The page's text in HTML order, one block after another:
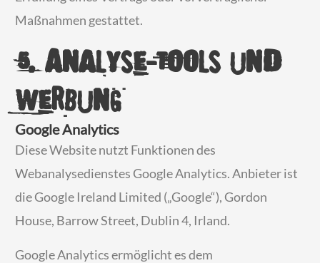
Maßnahmen gestattet.
5. Analyse-Tools und
Werbung
Google Analytics
Diese Website nutzt Funktionen des
Webanalysedienstes Google Analytics. Anbieter ist
die Google Ireland Limited („Google“), Gordon
House, Barrow Street, Dublin 4, Irland.
Google Analytics ermöglicht es dem